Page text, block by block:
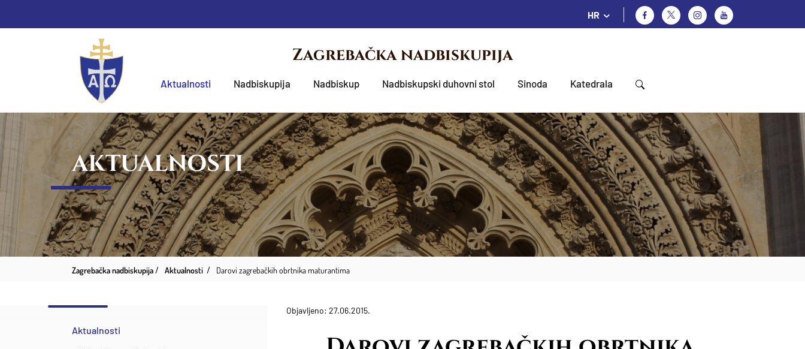
HR
Zagrebačka nadbiskupija
Aktualnosti Nadbiskupija Nadbiskup Nadbiskupski duhovni stol Sinoda Katedrala
AKTUALNOSTI
Zagrebačka nadbiskupija Aktualnosti Darovi zagrebačkih obrtnika maturantima
Aktualnosti
Objavljeno: 27.06.2015.